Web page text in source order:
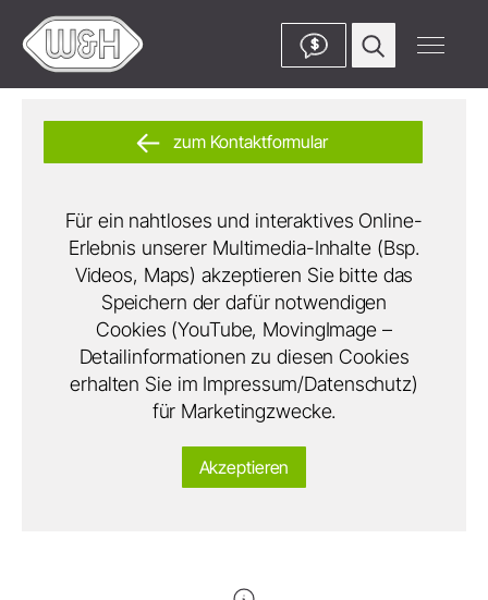
$
zum Kontaktformular
Für ein nahtloses und interaktives Online-
Erlebnis unserer Multimedia-Inhalte (Bsp.
Videos, Maps) akzeptieren Sie bitte das
Speichern der dafür notwendigen
Cookies (YouTube, MovingImage –
Detailinformationen zu diesen Cookies
erhalten Sie im Impressum/Datenschutz)
für Marketingzwecke.
Akzeptieren